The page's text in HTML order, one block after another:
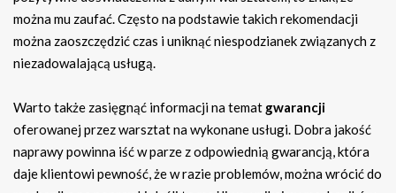
można mu zaufać. Często na podstawie takich rekomendacji
można zaoszczędzić czas i uniknąć niespodzianek związanych z
niezadowalającą usługą.
Warto także zasięgnąć informacji na temat gwarancji
oferowanej przez warsztat na wykonane usługi. Dobra jakość
naprawy powinna iść w parze z odpowiednią gwarancją, która
daje klientowi pewność, że w razie problemów, można wrócić do